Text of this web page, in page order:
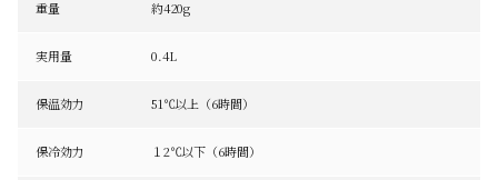
重量 約420g
実用量 0.4L
保温効力 51℃以上（6時間）
保冷効力 １2℃以下（6時間）